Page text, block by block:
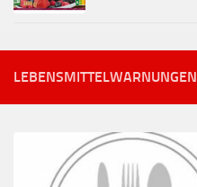
LEBENSMITTELWARNUNGEN